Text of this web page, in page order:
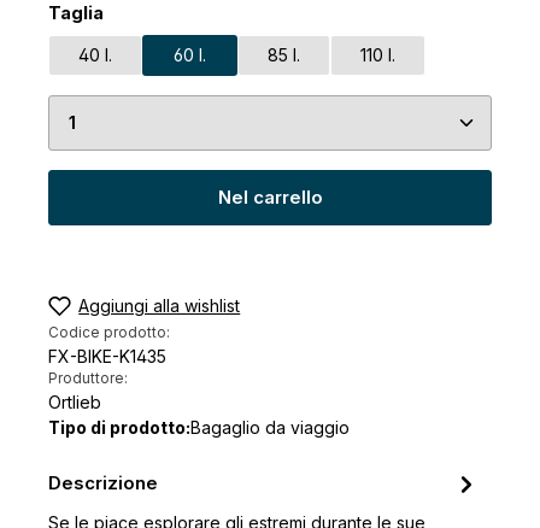
Seleziona
Taglia
40 l. 60 l. 85 l. 110 l.
Quantità del prodotto: inserisci la quantità
Nel carrello
Aggiungi alla wishlist
Codice prodotto:
FX-BIKE-K1435
Produttore:
Ortlieb
Tipo di prodotto:Bagaglio da viaggio
Descrizione
Se le piace esplorare gli estremi durante le sue